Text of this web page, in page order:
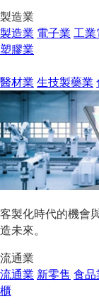
製造業
製造業 電子業 工
塑膠業
醫材業 生技製藥業
客製化時代的機會
造未來。
流通業
流通業 新零售 食品
櫃